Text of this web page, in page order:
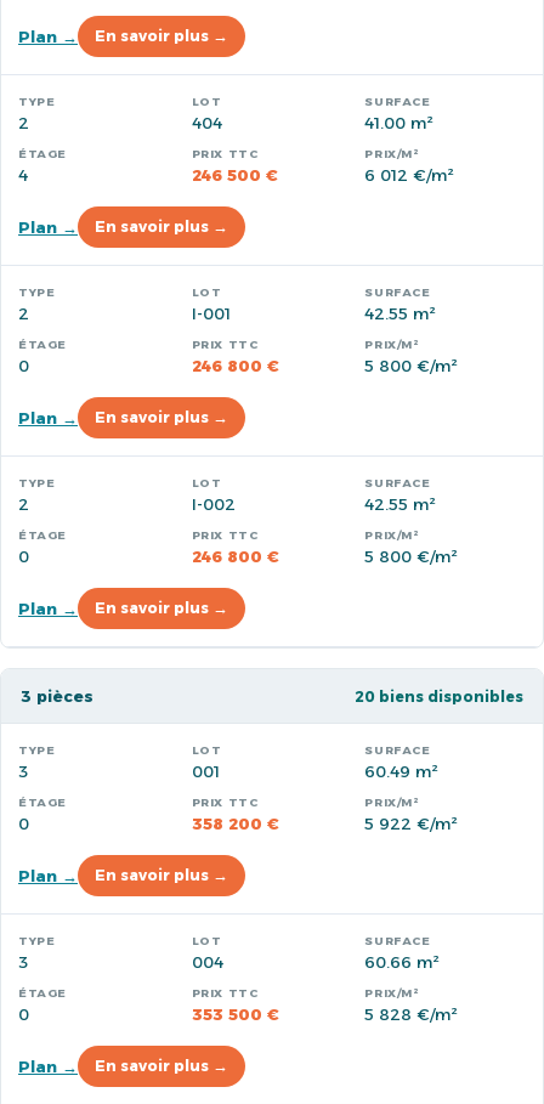
Plan → En savoir plus →
2 404 41.00 m²
4 246 500 € 6 012 €/m²
Plan → En savoir plus →
2 I-001 42.55 m²
0 246 800 € 5 800 €/m²
Plan → En savoir plus →
2 I-002 42.55 m²
0 246 800 € 5 800 €/m²
Plan → En savoir plus →
3 pièces 20 biens disponibles
3 001 60.49 m²
0 358 200 € 5 922 €/m²
Plan → En savoir plus →
3 004 60.66 m²
0 353 500 € 5 828 €/m²
Plan → En savoir plus →